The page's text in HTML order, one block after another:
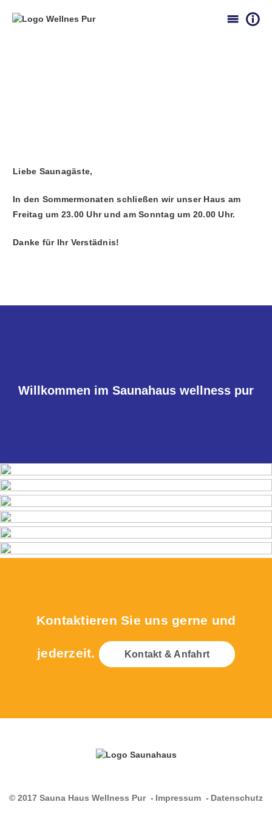
Liebe Saunagäste,
In den Sommermonaten schließen wir unser Haus am
Freitag um 23.00 Uhr und am Sonntag um 20.00 Uhr.
Danke für Ihr Verstädnis!
Willkommen im Saunahaus wellness pur
Kontaktieren Sie uns gerne und
jederzeit. Kontakt & Anfahrt
© 2017 Sauna Haus Wellness Pur Impressum Datenschutz